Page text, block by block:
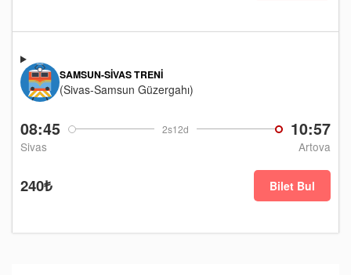
08:45 2s12d 10:57
Sivas Artova
SAMSUN-SIVAS TRENI
(Sivas-Samsun Güzergahı)
240₺ Bilet Bul